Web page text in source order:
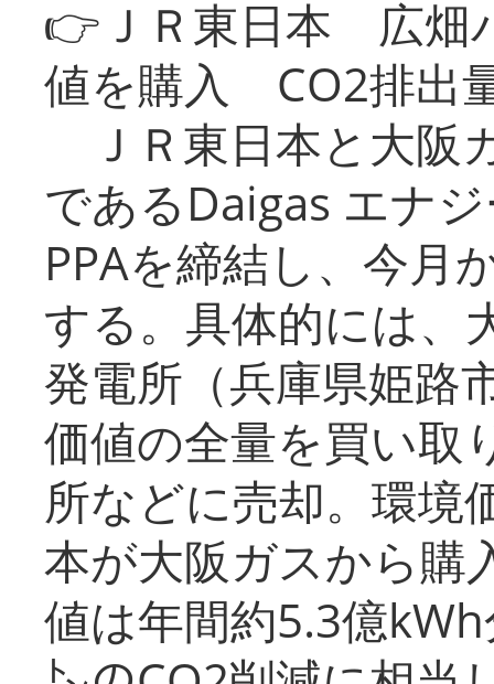
👉ＪＲ東日本 広畑
値を購入 CO2排出
ＪＲ東日本と大阪
であるDaigas エナ
PPAを締結し、今月
する。具体的には、
発電所（兵庫県姫路
価値の全量を買い取
所などに売却。環境
本が大阪ガスから購
値は年間約5.3億